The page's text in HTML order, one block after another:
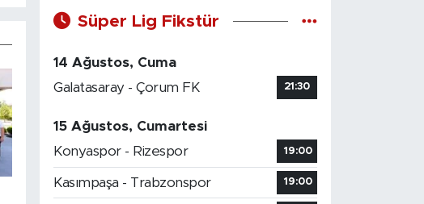
Süper Lig Fikstür
14 Ağustos, Cuma
Galatasaray - Çorum FK
21:30
15 Ağustos, Cumartesi
Konyaspor - Rizespor
19:00
Kasımpaşa - Trabzonspor 19:00